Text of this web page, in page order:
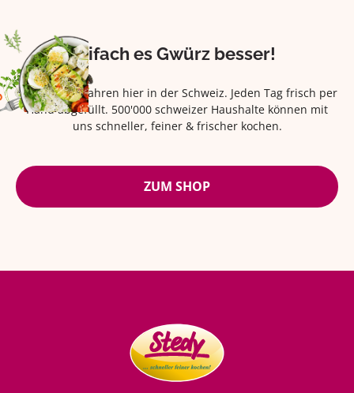
Eifach es Gwürz besser!
Seit über 42 Jahren hier in der Schweiz. Jeden Tag frisch per
Hand abgefüllt. 500'000 schweizer Haushalte können mit
uns schneller, feiner & frischer kochen.
ZUM SHOP